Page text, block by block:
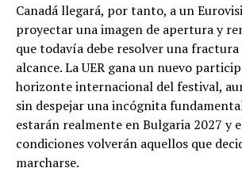
Canadá llegará, por tanto, a un
proyectar una imagen de apertura y
que todavía debe resolver una
alcance. La UER gana un nuevo
horizonte internacional del festival,
sin despejar una incógnita
estarán realmente en Bulgaria 2027 y
condiciones volverán aquellos que
marcharse.